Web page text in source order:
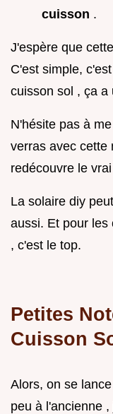
cuisson .
J'espère que
C'est simple,
cuisson sol , ça a
N'hésite pas à
verras avec cette
redécouvre le
La solaire diy
aussi. Et pour les
, c'est le top.
Petites
Cuisson
Alors, on se
peu à l'ancienne